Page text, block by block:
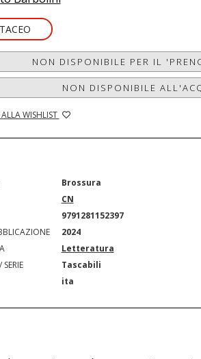
NON DISPONIBILE PER IL
NON DISPONIBILE
WISHLIST
Brossura
CN
9791281152397
2024
Letteratura
Tascabili
ita